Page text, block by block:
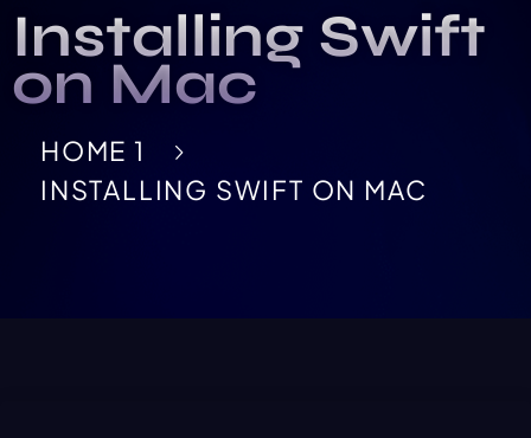
Installing Swift
on Mac
HOME 1
INSTALLING SWIFT ON MAC